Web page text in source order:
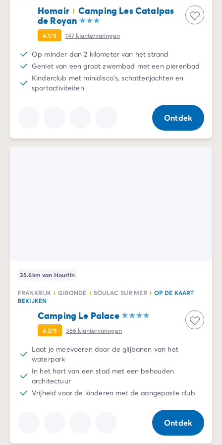
Homair
Camping Les Catalpas
de Royan
4.1/5 147 klantervaringen
Op minder dan 2 kilometer van het strand
Geniet van een groot zwembad met een pierenbad
Kinderclub met minidisco's, schattenjachten en
sportactiviteiten
Ontdek
35.6km van Hourtin
FRANKRIJK GIRONDE SOULAC SUR MER
OP DE KAART
BEKIJKEN
Camping Le Palace
4.2/5 386 klantervaringen
Laat je meevoeren door de glijbanen van het
waterpark
In het hart van een stad met een behouden
architectuur
Vrijheid voor de kinderen met de aangepaste club
Ontdek